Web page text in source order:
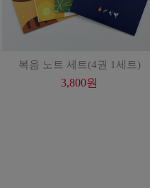
복음 노트 세트(4권 1세트)
3,800원